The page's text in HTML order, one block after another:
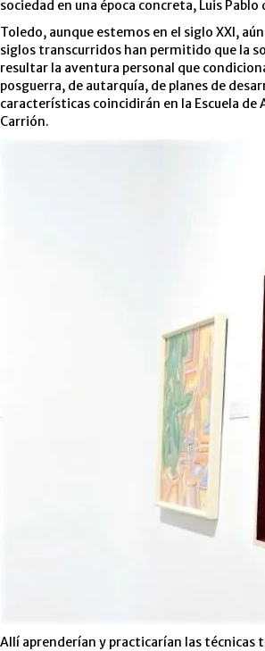
sociedad en una época concreta, Luis
Toledo, aunque estemos en el siglo XXI,
siglos transcurridos han permitido que la
resultar la aventura personal que
posguerra, de autarquía, de planes de
características coincidirán en la Escuela
Carrión.
Allí aprenderían y practicarían las técnicas